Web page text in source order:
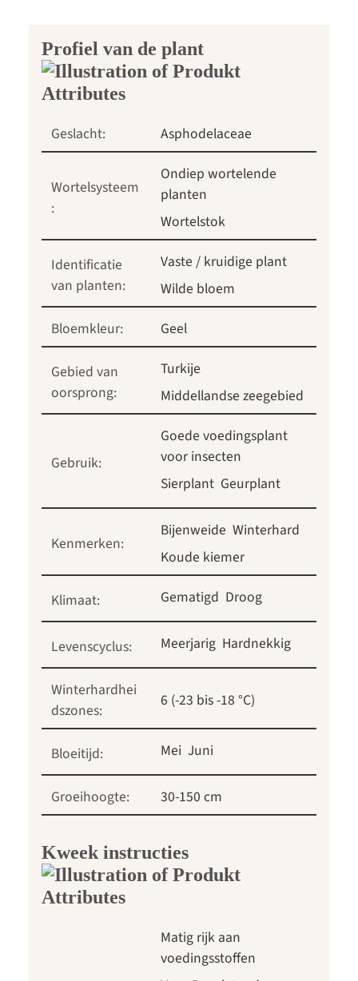
Profiel van de plant
Geslacht: Asphodelaceae
Wortelsysteem
:
Ondiep wortelende
planten
Wortelstok
Identificatie
van planten:
Vaste / kruidige plant
Wilde bloem
Bloemkleur:
Geel
Gebied van
oorsprong:
Turkije
Middellandse zeegebied
Gebruik:
Goede voedingsplant
voor insecten
Sierplant Geurplant
Kenmerken:
Bijenweide Winterhard
Koude kiemer
Klimaat: Gematigd Droog
Levenscyclus: Meerjarig Hardnekkig
Winterhardhei
dszones:
6 (-23 bis -18 °C)
Bloeitijd: Mei Juni
Groeihoogte: 30-150 cm
Kweek instructies
Matig rijk aan
voedingsstoffen